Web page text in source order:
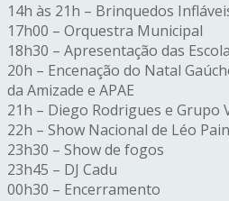
14h às 21h – Brinquedos
17h00 – Orquestra Municipal
18h30 – Apresentação das
20h – Encenação do Natal
da Amizade e APAE
21h – Diego Rodrigues e Grupo
22h – Show Nacional de Léo Pain
23h30 – Show de fogos
23h45 – DJ Cadu
00h30 – Encerramento